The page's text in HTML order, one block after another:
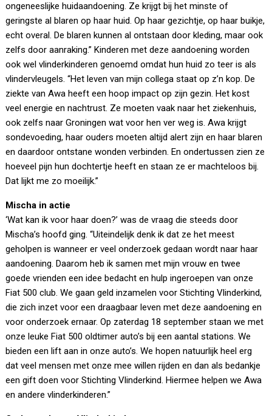
ongeneeslijke huidaandoening. Ze krijgt bij het minste of
geringste al blaren op haar huid. Op haar gezichtje, op haar buikje,
echt overal. De blaren kunnen al ontstaan door kleding, maar ook
zelfs door aanraking.” Kinderen met deze aandoening worden
ook wel vlinderkinderen genoemd omdat hun huid zo teer is als
vlindervleugels. “Het leven van mijn collega staat op z’n kop. De
ziekte van Awa heeft een hoop impact op zijn gezin. Het kost
veel energie en nachtrust. Ze moeten vaak naar het ziekenhuis,
ook zelfs naar Groningen wat voor hen ver weg is. Awa krijgt
sondevoeding, haar ouders moeten altijd alert zijn en haar blaren
en daardoor ontstane wonden verbinden. En ondertussen zien ze
hoeveel pijn hun dochtertje heeft en staan ze er machteloos bij.
Dat lijkt me zo moeilijk.”
Mischa in actie
‘Wat kan ik voor haar doen?’ was de vraag die steeds door
Mischa’s hoofd ging. “Uiteindelijk denk ik dat ze het meest
geholpen is wanneer er veel onderzoek gedaan wordt naar haar
aandoening. Daarom heb ik samen met mijn vrouw en twee
goede vrienden een idee bedacht en hulp ingeroepen van onze
Fiat 500 club. We gaan geld inzamelen voor Stichting Vlinderkind,
die zich inzet voor een draagbaar leven met deze aandoening en
voor onderzoek ernaar. Op zaterdag 18 september staan we met
onze leuke Fiat 500 oldtimer auto’s bij een aantal stations. We
bieden een lift aan in onze auto’s. We hopen natuurlijk heel erg
dat veel mensen met onze mee willen rijden en dan als bedankje
een gift doen voor Stichting Vlinderkind. Hiermee helpen we Awa
en andere vlinderkinderen.”